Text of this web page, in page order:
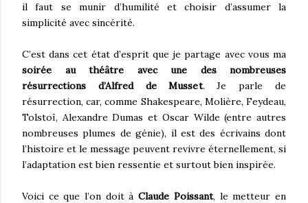
il faut se munir d’humilité et choisir d’assumer la
simplicité avec sincérité.
C’est dans cet état d’esprit que je partage avec vous ma
soirée au théâtre avec une des nombreuses
résurrections d’Alfred de Musset. Je parle de
résurrection, car, comme Shakespeare, Molière, Feydeau,
Tolstoï, Alexandre Dumas et Oscar Wilde (entre autres
nombreuses plumes de génie), il est des écrivains dont
l’histoire et le message peuvent revivre éternellement, si
l’adaptation est bien ressentie et surtout bien inspirée.
Voici ce que l’on doit àClaude Poissant, le metteur en